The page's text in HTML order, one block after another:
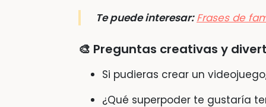
Te puede interesar: Frases de
🎨 Preguntas creativas y
Si pudieras crear un
¿Qué superpoder te gustaría